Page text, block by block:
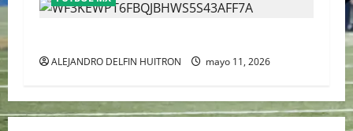
ALEJANDRO DELFIN HUITRON mayo 11, 2026